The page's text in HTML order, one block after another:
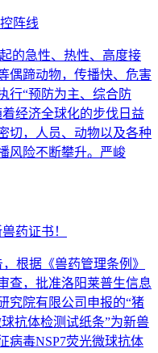
阵线
的急性、热性、高度接
偶蹄动物，传播快、危害
行“预防为主、综合防
经济全球化的步伐日益
切，人员、动物以及各种
风险不断攀升。严峻
药证书！
根据《兽药管理条例》
查，批准洛阳莱普生信息
究院有限公司申报的“猪
抗体检测试纸条”为新兽
病毒NSP7荧光微球抗体